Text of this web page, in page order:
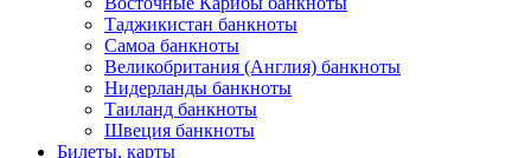
Таджикистан банкноты
Самоа банкноты
Великобритания (Англия) банкноты
Нидерланды банкноты
Таиланд банкноты
Швеция банкноты
Билеты, карты